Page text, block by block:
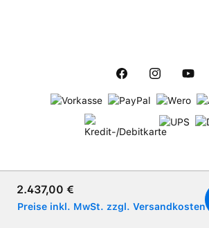
Verkaufspreis:
2.437,00 €
Preise inkl. MwSt. zzgl. Versandkosten